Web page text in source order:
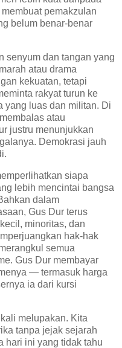
pemakzulan
belum benar-benar
senyum dan tangan yang
atau drama
kekuatan, tetapi
rakyat turun ke
yang luas dan militan. Di
atau
justru menunjukkan
Demokrasi jauh
siapa
lebih mencintai bangsa
dalam
Gus Dur terus
minoritas, dan
hak-hak
semua
Gus Dur membayar
— termasuk harga
ia dari kursi
melupakan. Kita
tanpa jejak sejarah
hari ini yang tidak tahu